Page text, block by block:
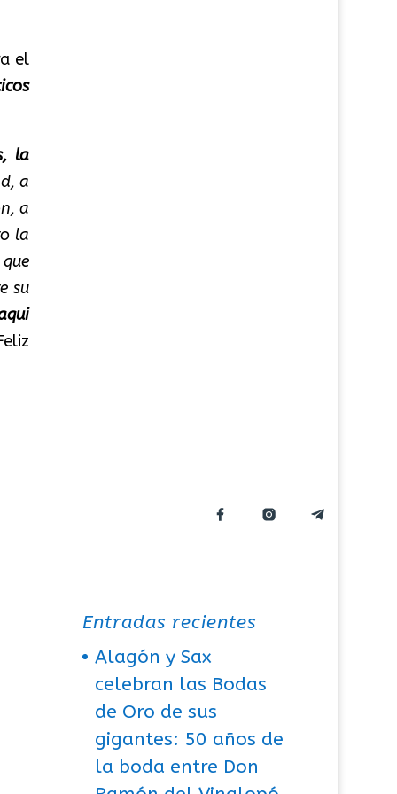
el
la
a
a
la
su
Entradas recientes
Alagón y Sax
celebran las Bodas
de Oro de sus
gigantes: 50 años de
la boda entre Don